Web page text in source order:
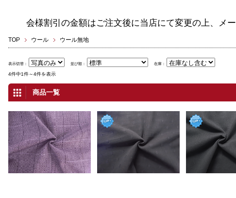
会様割引の金額はご注文後に当店にて変更の上、メ
TOP ウール ウール無地
表示切替： 並び順： 在庫：
4件中1件～4件を表示
商品一覧